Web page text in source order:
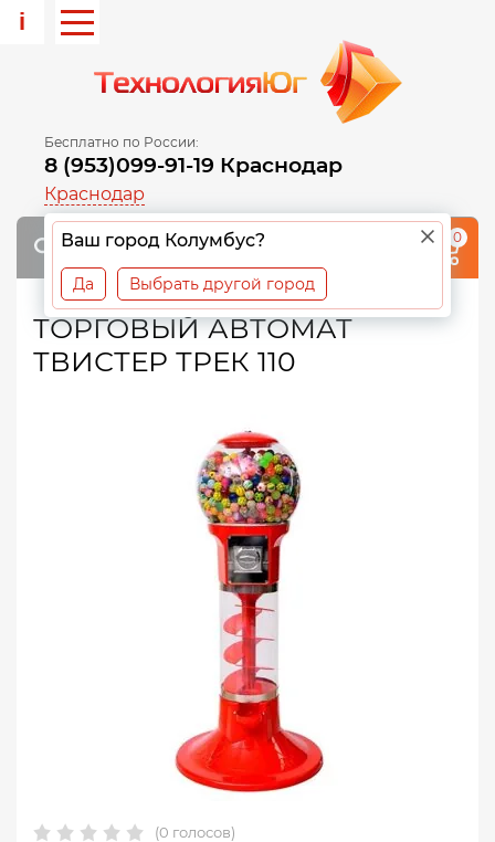
i
Бесплатно по России:
8 (953)099-91-19 Краснодар
Краснодар
Ваш город Колумбус?
Да Выбрать другой город
0
ТОРГОВЫЙ АВТОМАТ
ТВИСТЕР ТРЕК 110
(0 голосов)